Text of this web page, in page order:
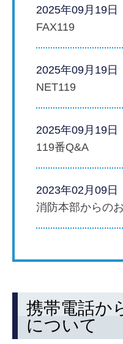
2025年09月19日
FAX119
2025年09月19日
NET119
2025年09月19日
119番Q&A
2023年02月09日
消防本部からの
携帯電話か
について